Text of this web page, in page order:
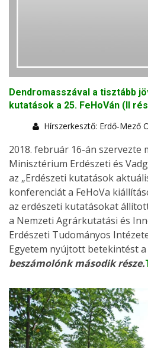
Dendromasszával a tisztább
kutatások a 25. FeHoVán (II
Hírszerkesztő: Erdő-Mező
2018. február 16-án szervezte
Minisztérium Erdészeti és
az „Erdészeti kutatások
konferenciát a FeHoVa
az erdészeti kutatásokat
a Nemzeti Agrárkutatási és
Erdészeti Tudományos
Egyetem nyújtott betekintést a
beszámolónk második része.